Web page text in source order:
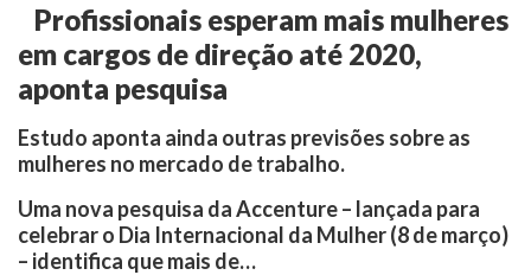
Profissionais esperam mais mulheres
em cargos de direção até 2020,
aponta pesquisa
Estudo aponta ainda outras previsões sobre as
mulheres no mercado de trabalho.
Uma nova pesquisa da Accenture – lançada para
celebrar o Dia Internacional da Mulher (8 de março)
– identifica que mais de…